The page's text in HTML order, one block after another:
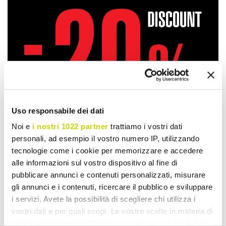
Uso responsabile dei dati
Noi e i nostri 1022 partner trattiamo i vostri dati
personali, ad esempio il vostro numero IP, utilizzando
tecnologie come i cookie per memorizzare e accedere
alle informazioni sul vostro dispositivo al fine di
pubblicare annunci e contenuti personalizzati, misurare
gli annunci e i contenuti, ricercare il pubblico e sviluppare
i servizi. Avete la possibilità di scegliere chi utilizza i
vostri dati e per quali scopi. Le vostre scelte in materia di
Take advantage of it now!